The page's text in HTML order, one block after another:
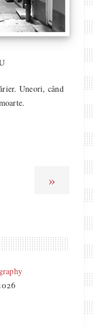
Uneori, când
»